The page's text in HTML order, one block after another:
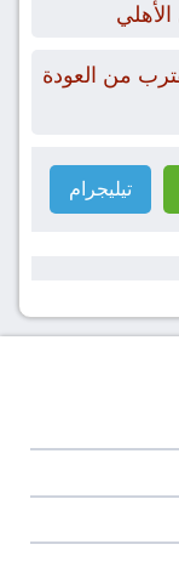
من العودة
تيليجرام